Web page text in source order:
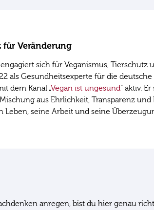
Veränderung
sich für Veganismus,
als Gesundheitsexperte für die
dem Kanal „Vegan ist ungesund“ aktiv.
aus Ehrlichkeit, Transparenz
Leben, seine Arbeit und seine
anregen, bist du hier genau